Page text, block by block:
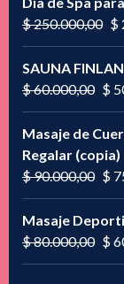
$
$250.000,00 El
$
$
SAUNA
$60.000,00 El
era:
$
$
Masaje de
Regalar (copia)
$90.000,00 El
era:
$
$
Masaje
$80.000,00 El
$